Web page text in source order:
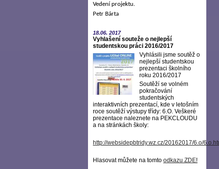
Vedení projektu.
Petr Bárta
18.06. 2017
Vyhlašení souteže o nejlepší
studentskou práci 2016/2017
Vyhlásili jsme soutěž o
nejlepší studentskou
prezentaci školního
roku 2016/2017
Soutěží se volném
pokračování
studentských
interaktivních prezentací, kde v letošním
roce soutěží výstupy třídy: 6.O. Veškeré
prezentace naleznete na PEKCLOUDU
a na stránkách školy:
http://websidepbtridy.wz.cz/20162017/6.o/
Hlasovat můžete na tomto odkazu ZDE!